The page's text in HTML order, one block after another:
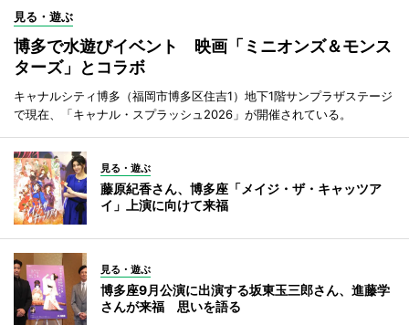
見る・遊ぶ
博多で水遊びイベント 映画「ミニオンズ＆モンス
ターズ」とコラボ
キャナルシティ博多（福岡市博多区住吉1）地下1階サンプラザステージ
で現在、「キャナル・スプラッシュ2026」が開催されている。
見る・遊ぶ
藤原紀香さん、博多座「メイジ・ザ・キャッツア
イ」上演に向けて来福
見る・遊ぶ
博多座9月公演に出演する坂東玉三郎さん、進藤学
さんが来福 思いを語る